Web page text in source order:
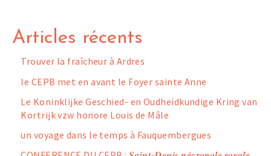
Articles récents
Trouver la fraîcheur à Ardres
le CEPB met en avant le Foyer sainte Anne
Le Koninklijke Geschied- en Oudheidkundige Kring van
Kortrijk vzw honore Louis de Mâle
un voyage dans le temps à Fauquembergues